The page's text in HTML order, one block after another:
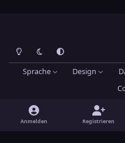
Heller ModusDunkler ModusSystemeinstellung
Sprache Design
Hans-Joachim Maier
Anmelden Registrieren